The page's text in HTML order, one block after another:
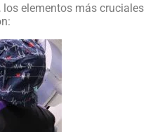
los elementos más cruciales